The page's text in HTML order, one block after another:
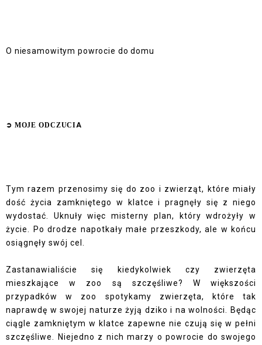
O niesamowitym powrocie do domu
➲ MOJE ODCZUCIA
Tym razem przenosimy się do zoo i zwierząt, które miały
dość życia zamkniętego w klatce i pragnęły się z niego
wydostać. Uknuły więc misterny plan, który wdrożyły w
życie. Po drodze napotkały małe przeszkody, ale w końcu
osiągnęły swój cel.
Zastanawialiście się kiedykolwiek czy zwierzęta
mieszkające w zoo są szczęśliwe? W większości
przypadków w zoo spotykamy zwierzęta, które tak
naprawdę w swojej naturze żyją dziko i na wolności. Będąc
ciągle zamkniętym w klatce zapewne nie czują się w pełni
szczęśliwe. Niejedno z nich marzy o powrocie do swojego